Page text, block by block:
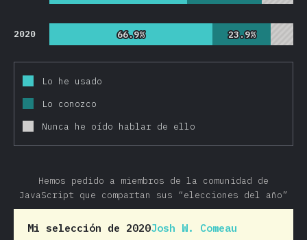
2020 66.9%
66.9% 23.9%
23.9%
Lo he usado
Lo conozco
Nunca he oído hablar de ello
Hemos pedido a miembros de la comunidad de
JavaScript que compartan sus “elecciones del año”
Mi selección de 2020Josh W. Comeau